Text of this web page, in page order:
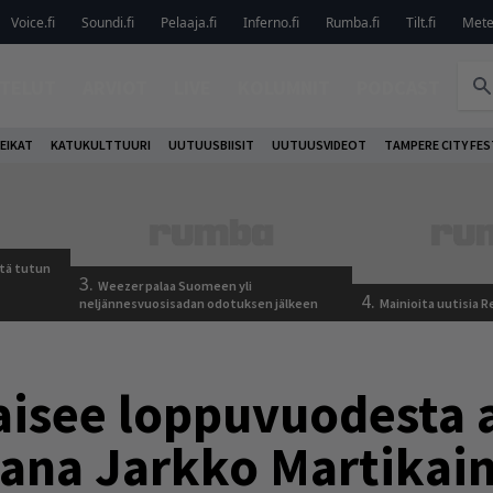
Voice.fi Soundi.fi Pelaaja.fi Inferno.fi Rumba.fi Tilt.fi
KATUKULTTUURI UUTUUSBIISIT UUTUUSVIDEOT TAMPERE CITY
tutun
3. Weezer palaa Suomeen yli
neljännesvuosisadan odotuksen jälkeen
4. Mainioita uutisia
loppuvuodesta
Jarkko